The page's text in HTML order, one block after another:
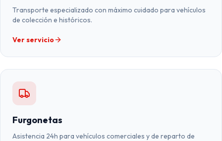
Transporte especializado con máximo cuidado para vehículos
de colección e históricos.
Ver servicio
Furgonetas
Asistencia 24h para vehículos comerciales y de reparto de